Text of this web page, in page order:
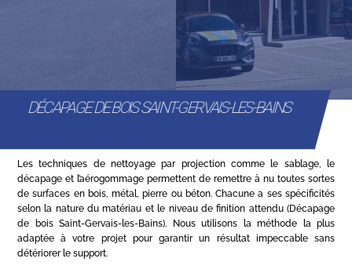
DÉCAPAGE DE BOIS SAINT-GERVAIS-LES-BAINS
Les techniques de nettoyage par projection comme le sablage, le
décapage et l’aérogommage permettent de remettre à nu toutes sortes
de surfaces en bois, métal, pierre ou béton. Chacune a ses spécificités
selon la nature du matériau et le niveau de finition attendu (Décapage
de bois Saint-Gervais-les-Bains). Nous utilisons la méthode la plus
adaptée à votre projet pour garantir un résultat impeccable sans
détériorer le support.